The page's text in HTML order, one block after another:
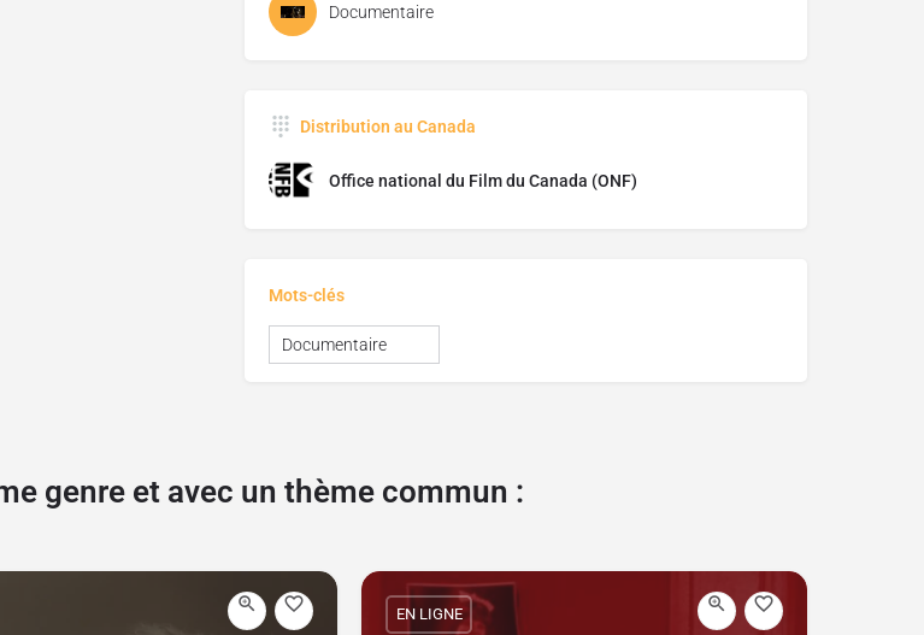
Documentaire
Distribution au Canada
Office national du Film du Canada (ONF)
Mots-clés
Documentaire
genre et avec un thème commun :
EN LIGNE